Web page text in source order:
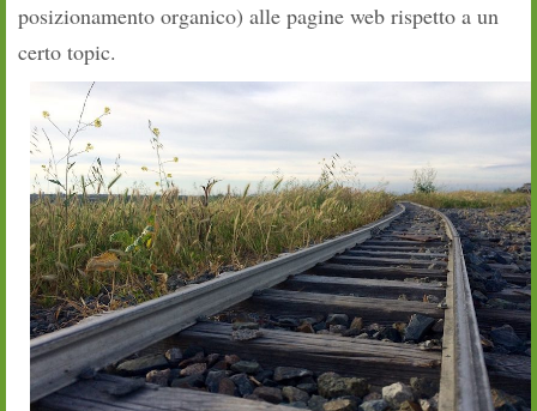
posizionamento organico) alle pagine web rispetto a un
certo topic.